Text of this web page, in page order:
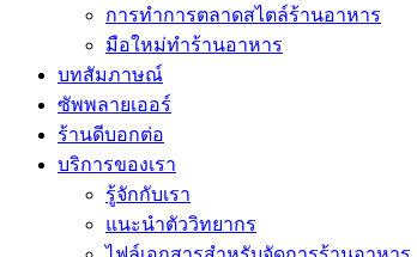
การทำการตลาดสไตล์ร้านอาหาร
มือใหม่ทำร้านอาหาร
บทสัมภาษณ์
ซัพพลายเออร์
ร้านดีบอกต่อ
บริการของเรา
รู้จักกับเรา
แนะนำตัววิทยากร